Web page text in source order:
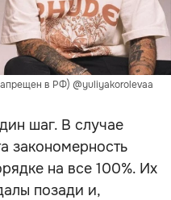
в РФ) @yuliyakorolevaa
шаг. В случае
закономерность
на все 100%. Их
позади и,